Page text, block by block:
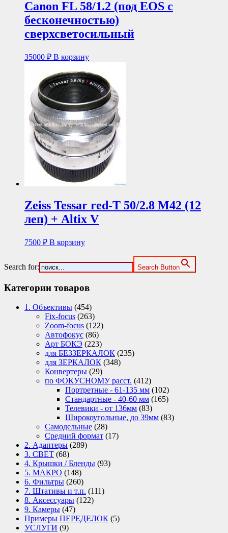
Canon FL 58/1.2 (под EOS с
бесконечностью)
сверхсветосильный
35000 ₽ В корзину
Zeiss Tessar red-T 50/2.8 М42 (12
леп) + Altix V
7500 ₽ В корзину
Search for: Search Button
Категории товаров
1. Объективы (454)
Fix-focus (263)
Zoom-focus (122)
Автофокус (86)
Арт БОКЭ (223)
для БЕЗЗЕРКАЛОК (235)
для ЗЕРКАЛОК (348)
Конвертеры (29)
по ФОКУСНОМУ расст. (412)
Портретные - 61-135 мм (102)
Стандартные - 40-60 мм (165)
Телевики - от 136мм (83)
Широкоугольные, до 39мм (83)
Самодельные (28)
Средний формат (17)
2. Адаптеры (289)
3. СВЕТ (68)
4. Крышки / Бленды (93)
5. МАКРО (148)
6. Фильтры (260)
7. Штативы и т.п. (111)
8. Аксессуары (122)
9. Камеры (47)
Примеры ПЕРЕДЕЛОК (5)
УСЛУГИ (9)